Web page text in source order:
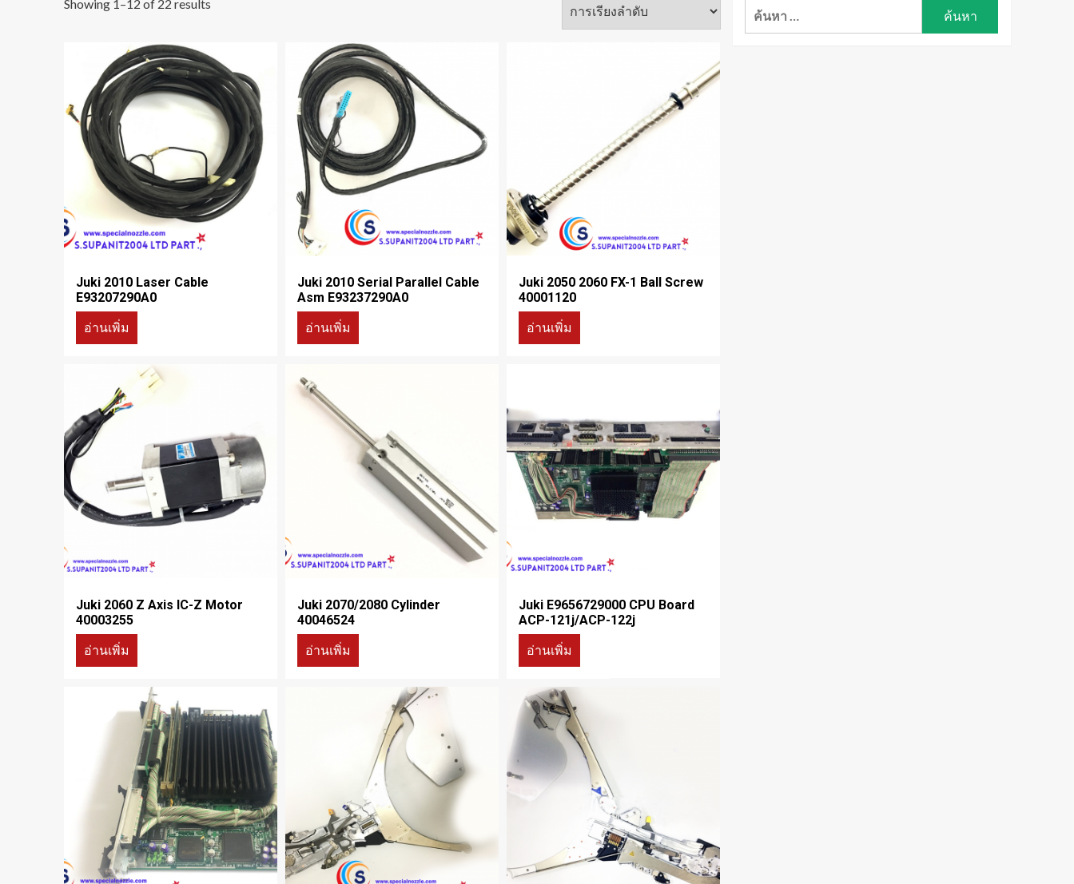
Showing 1–12 of 22 results
Juki 2010 Laser Cable
E93207290A0
อ่านเพิ่ม
Juki 2010 Serial Parallel Cable
Asm E93237290A0
อ่านเพิ่ม
Juki 2050 2060 FX-1 Ball Screw
40001120
อ่านเพิ่ม
Juki 2060 Z Axis IC-Z Motor
40003255
อ่านเพิ่ม
Juki 2070/2080 Cylinder
40046524
อ่านเพิ่ม
Juki E9656729000 CPU Board
ACP-121j/ACP-122j
อ่านเพิ่ม
ค้นหา